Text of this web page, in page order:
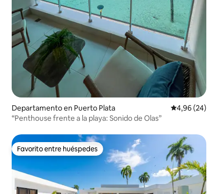
Departamento en Puerto Plata Calificación
4,96 (24)
“Penthouse frente a la playa: Sonido de Olas”
Favorito entre huéspedes
Favorito entre huéspedes